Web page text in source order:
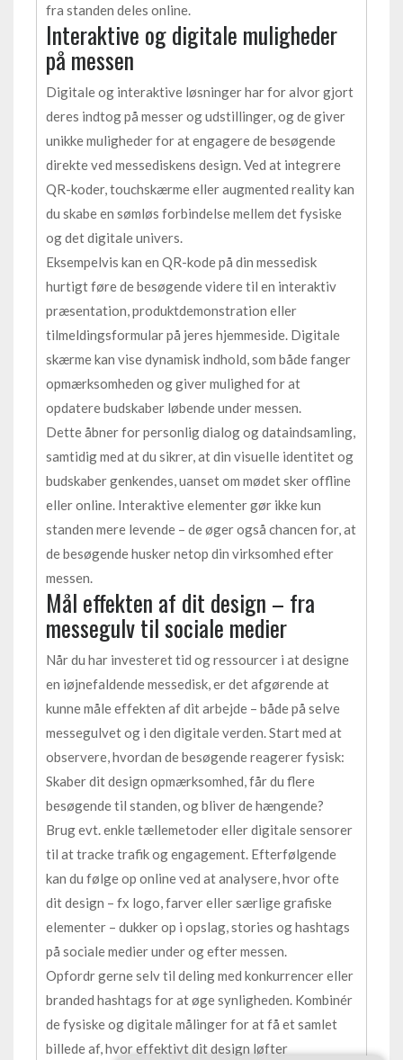
fra standen deles online.
Interaktive og digitale muligheder
på messen
Digitale og interaktive løsninger har for alvor gjort
deres indtog på messer og udstillinger, og de giver
unikke muligheder for at engagere de besøgende
direkte ved messediskens design. Ved at integrere
QR-koder, touchskærme eller augmented reality kan
du skabe en sømløs forbindelse mellem det fysiske
og det digitale univers.
Eksempelvis kan en QR-kode på din messedisk
hurtigt føre de besøgende videre til en interaktiv
præsentation, produktdemonstration eller
tilmeldingsformular på jeres hjemmeside. Digitale
skærme kan vise dynamisk indhold, som både fanger
opmærksomheden og giver mulighed for at
opdatere budskaber løbende under messen.
Dette åbner for personlig dialog og dataindsamling,
samtidig med at du sikrer, at din visuelle identitet og
budskaber genkendes, uanset om mødet sker offline
eller online. Interaktive elementer gør ikke kun
standen mere levende – de øger også chancen for, at
de besøgende husker netop din virksomhed efter
messen.
Mål effekten af dit design – fra
messegulv til sociale medier
Når du har investeret tid og ressourcer i at designe
en iøjnefaldende messedisk, er det afgørende at
kunne måle effekten af dit arbejde – både på selve
messegulvet og i den digitale verden. Start med at
observere, hvordan de besøgende reagerer fysisk:
Skaber dit design opmærksomhed, får du flere
besøgende til standen, og bliver de hængende?
Brug evt. enkle tællemetoder eller digitale sensorer
til at tracke trafik og engagement. Efterfølgende
kan du følge op online ved at analysere, hvor ofte
dit design – fx logo, farver eller særlige grafiske
elementer – dukker op i opslag, stories og hashtags
på sociale medier under og efter messen.
Opfordr gerne selv til deling med konkurrencer eller
branded hashtags for at øge synligheden. Kombinér
de fysiske og digitale målinger for at få et samlet
billede af, hvor effektivt dit design løfter